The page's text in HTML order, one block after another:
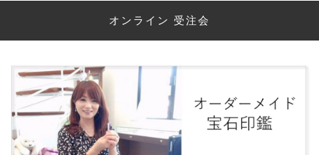
オンライン 受注会